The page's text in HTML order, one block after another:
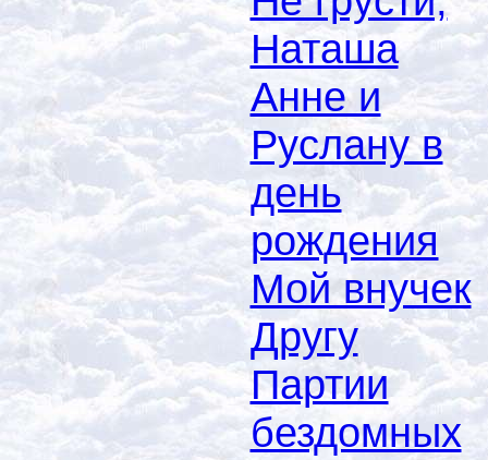
Наташа
Анне и
Руслану в
день
рождения
Мой внучек
Другу
Партии
бездомных